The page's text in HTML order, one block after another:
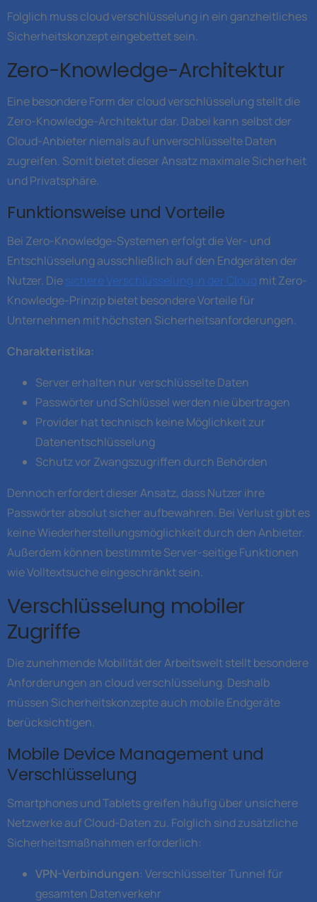
Folglich muss cloud verschlüsselung in ein ganzheitliches
Sicherheitskonzept eingebettet sein.
Zero-Knowledge-Architektur
Eine besondere Form der cloud verschlüsselung stellt die
Zero-Knowledge-Architektur dar. Dabei kann selbst der
Cloud-Anbieter niemals auf unverschlüsselte Daten
zugreifen. Somit bietet dieser Ansatz maximale Sicherheit
und Privatsphäre.
Funktionsweise und Vorteile
Bei Zero-Knowledge-Systemen erfolgt die Ver- und
Entschlüsselung ausschließlich auf den Endgeräten der
Nutzer. Diesichere Verschlüsselung in der Cloud mit Zero-
Knowledge-Prinzip bietet besondere Vorteile für
Unternehmen mit höchsten Sicherheitsanforderungen.
Charakteristika:
Server erhalten nur verschlüsselte Daten
Passwörter und Schlüssel werden nie übertragen
Provider hat technisch keine Möglichkeit zur
Datenentschlüsselung
Schutz vor Zwangszugriffen durch Behörden
Dennoch erfordert dieser Ansatz, dass Nutzer ihre
Passwörter absolut sicher aufbewahren. Bei Verlust gibt es
keine Wiederherstellungsmöglichkeit durch den Anbieter.
Außerdem können bestimmte Server-seitige Funktionen
wie Volltextsuche eingeschränkt sein.
Verschlüsselung mobiler
Zugriffe
Die zunehmende Mobilität der Arbeitswelt stellt besondere
Anforderungen an cloud verschlüsselung. Deshalb
müssen Sicherheitskonzepte auch mobile Endgeräte
berücksichtigen.
Mobile Device Management und
Verschlüsselung
Smartphones und Tablets greifen häufig über unsichere
Netzwerke auf Cloud-Daten zu. Folglich sind zusätzliche
Sicherheitsmaßnahmen erforderlich:
VPN-Verbindungen: Verschlüsselter Tunnel für
gesamten Datenverkehr